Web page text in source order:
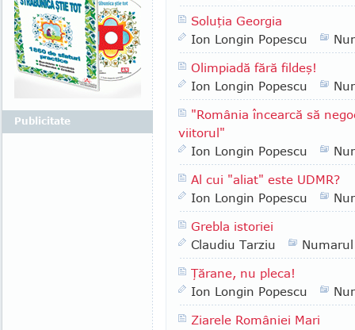
Soluţia Georgia
Ion Longin Popescu
Olimpiadă fără fildeş!
Ion Longin Popescu
"România încearcă să
viitorul"
Ion Longin Popescu
Al cui "aliat" este UDMR?
Ion Longin Popescu
Grebla istoriei
Claudiu Tarziu
Ţărane, nu pleca!
Ion Longin Popescu
Ziarele României Mari
Publicitate